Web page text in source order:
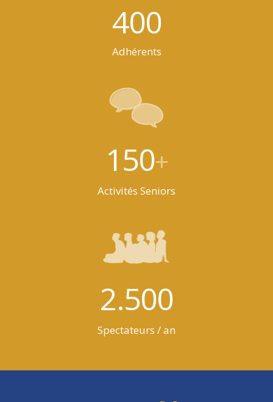
400
Adhérents
150+
Activités Seniors
2.500
Spectateurs / an